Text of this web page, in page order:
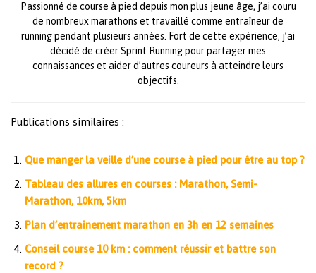
Passionné de course à pied depuis mon plus jeune âge, j’ai couru
de nombreux marathons et travaillé comme entraîneur de
running pendant plusieurs années. Fort de cette expérience, j’ai
décidé de créer Sprint Running pour partager mes
connaissances et aider d’autres coureurs à atteindre leurs
objectifs.
Publications similaires :
Que manger la veille d’une course à pied pour être au top ?
Tableau des allures en courses : Marathon, Semi-
Marathon, 10km, 5km
Plan d’entraînement marathon en 3h en 12 semaines
Conseil course 10 km : comment réussir et battre son
record ?